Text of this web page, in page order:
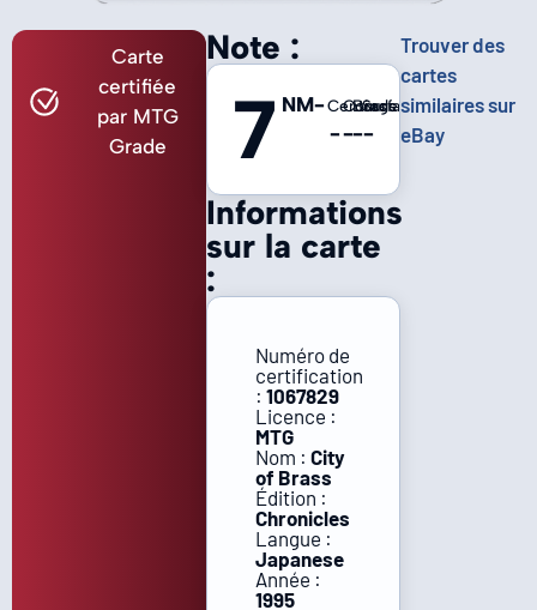
Carte
certifiée
par MTG
Grade
Informations
sur la carte
:
Numéro de
certification
: 1067829
Licence :
MTG
Nom : City
of Brass
Édition :
Chronicles
Langue :
Japanese
Année :
1995
Note :
7 NM-Centrage
-
Coins
-
Bords
-
Surface
-
Trouver des
cartes
similaires sur
eBay